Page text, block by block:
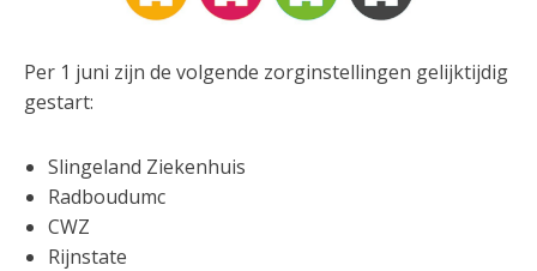
Per 1 juni zijn de volgende zorginstellingen gelijktijdig
gestart:
Slingeland Ziekenhuis
Radboudumc
CWZ
Rijnstate